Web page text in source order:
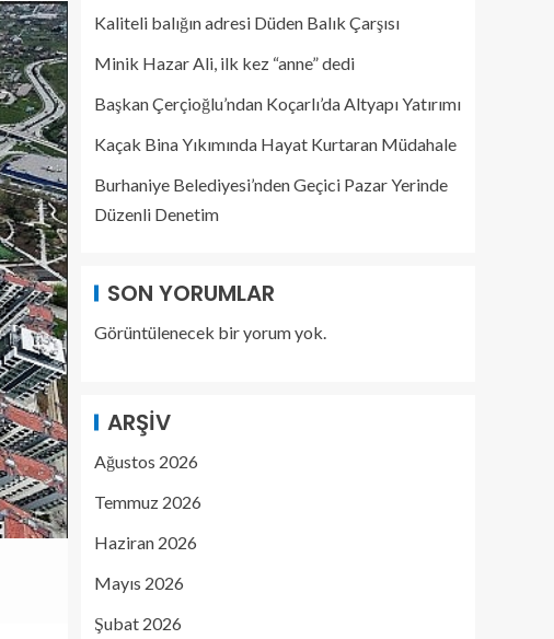
Kaliteli balığın adresi Düden Balık Çarşısı
Minik Hazar Ali, ilk kez “anne” dedi
Başkan Çerçioğlu’ndan Koçarlı’da Altyapı Yatırımı
Kaçak Bina Yıkımında Hayat Kurtaran Müdahale
Burhaniye Belediyesi’nden Geçici Pazar Yerinde
Düzenli Denetim
SON YORUMLAR
Görüntülenecek bir yorum yok.
ARŞIV
Ağustos 2026
Temmuz 2026
Haziran 2026
Mayıs 2026
Şubat 2026